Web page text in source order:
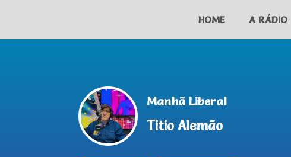
HOME A RÁDIO
Manhã Liberal
Titio Alemão